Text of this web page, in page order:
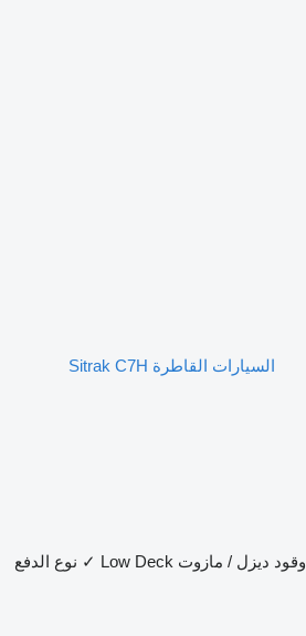
السيارات القاطرة Sitrak C7H
وقود ديزل / مازوت Low Deck
✓ نوع الدفع